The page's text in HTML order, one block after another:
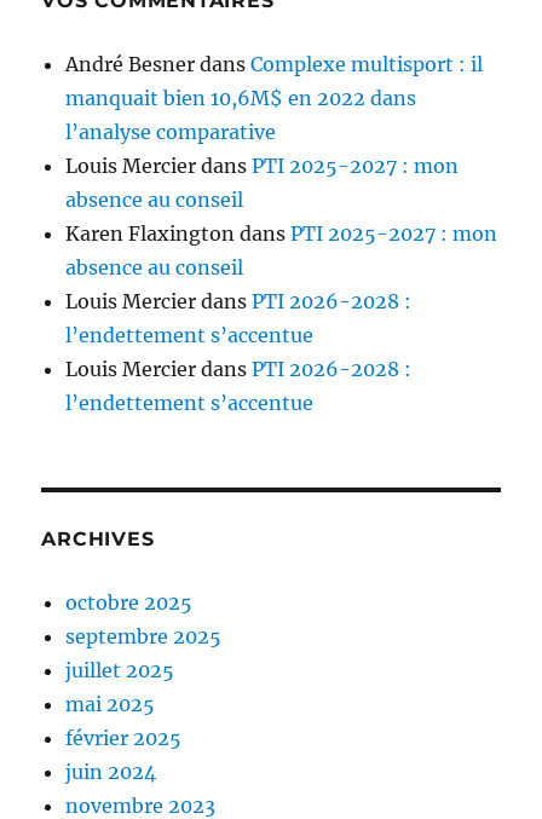
André Besner dansComplexe multisport : il
manquait bien 10,6M$ en 2022 dans
l’analyse comparative
Louis Mercier dansPTI 2025-2027 : mon
absence au conseil
Karen Flaxington dansPTI 2025-2027 : mon
absence au conseil
Louis Mercier dansPTI 2026-2028 :
l’endettement s’accentue
Louis Mercier dansPTI 2026-2028 :
l’endettement s’accentue
ARCHIVES
octobre 2025
septembre 2025
juillet 2025
mai 2025
février 2025
juin 2024
novembre 2023